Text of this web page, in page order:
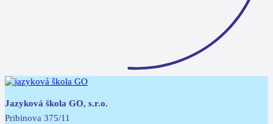
Jazyková škola GO, s.r.o.
Pribinova 375/11